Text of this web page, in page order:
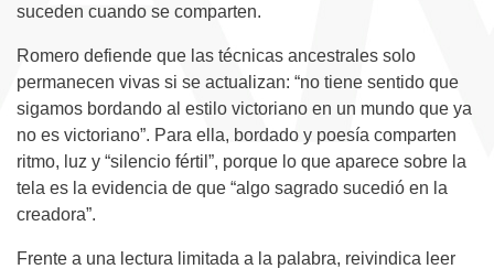
suceden cuando se comparten.
Romero defiende que las técnicas ancestrales solo
permanecen vivas si se actualizan: “no tiene sentido que
sigamos bordando al estilo victoriano en un mundo que ya
no es victoriano”. Para ella, bordado y poesía comparten
ritmo, luz y “silencio fértil”, porque lo que aparece sobre la
tela es la evidencia de que “algo sagrado sucedió en la
creadora”.
Frente a una lectura limitada a la palabra, reivindica leer